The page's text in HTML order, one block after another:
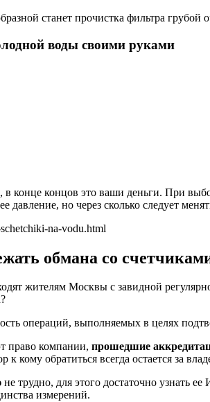
станет прочистка фильтра грубой
воды своими руками
в конце концов это ваши деньги. При
давление, но через сколько следует
na-vodu.html
обмана со
жителям Москвы с завидной
операций, выполняемых в целях
право компании, прошедшие
обратиться всегда остается за
не трудно, для этого достаточно узнать
измерений.